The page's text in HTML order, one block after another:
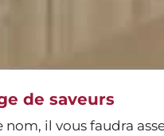
de saveurs
nom, il vous faudra